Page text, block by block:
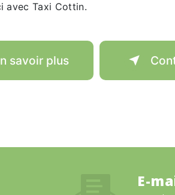
avec Taxi Cottin.
savoir plus
E-